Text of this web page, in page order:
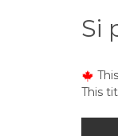
Si
This